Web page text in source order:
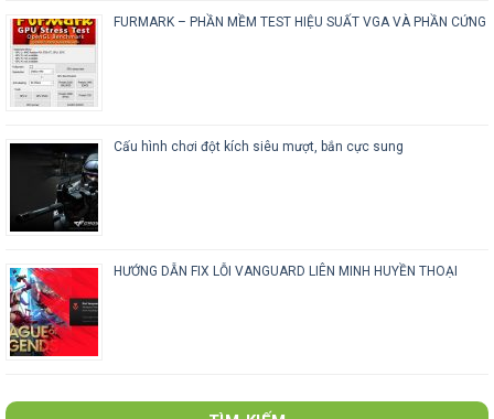
FURMARK – PHẦN MỀM TEST HIỆU SUẤT VGA VÀ PHẦN CỨNG
Cấu hình chơi đột kích siêu mượt, bắn cực sung
HƯỚNG DẪN FIX LỖI VANGUARD LIÊN MINH HUYỀN THOẠI